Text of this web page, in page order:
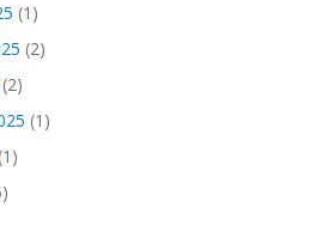
(1)
(2)
(2)
(1)
(1)